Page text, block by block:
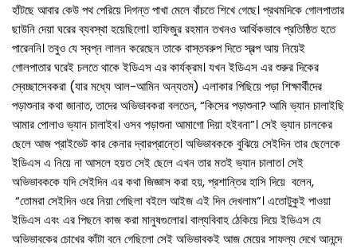
হাঁটছে আবার কেউ পথ পেরিয়ে দিগন্ত পাখা মেলে বাঁচতে শিখে গেছে। প্রথমদিকে গোলপাতার
ছাউনি দেয়া ঘরের ব্যবস্থা হয়েছিলো। হাফিজুর রহমান তখনও আর্থিকভাবে প্রতিষ্ঠিত হতে
পারেননি। তবুও যে স্বপ্ন লালন করেছেন তাকে বাস্তবরুপ দিতে স্বল্প আয় নিয়েই
গোলপাতার ঘরেই চলতে থাকে ইডিএস এর কার্যক্রম। যখন ইডিএস এর শুরুর দিকের
স্বেচ্ছাসেবকরা (যার মধ্যে আল-আমিন অন্যতম) এলাকার পিছিয়ে পড়া শিক্ষার্থীদের
পড়াশুনার কথা জানাত, তাদের অভিভাবকরা বলতেন, “কিসের পড়াশুনা? আমি ভ্যান চালাইছি
আমার পোলাও ভ্যান চালাইব। ওসব পড়াশুনা আমাগো দিয়া হইবনা”। সেই ভ্যান চালকের
ছেলে আজ প্রাইভেট কার কেনার দ্বারপ্রান্তে। অভিভাবককে বুঝিয়ে সেইদিন তার ছেলেকে
ইডিএস এ নিয়ে না আসলে হয়ত সেই ছেলে এখন তার মতই ভ্যান চালাত। সেই
অভিভাবককে যদি সেইদিন এর কথা জিজ্ঞাস করা হয়, প্রশান্তির হাসি দিয়ে বলেন,
“তোমরা সেইদিন ওরে নিয়া গেছিলা বইলে আইজ এই দিন দেখলাম”। এতোটুকুই পাওয়া
ইডিএস এবং এর পিছনে কাজ করা মানুষগুলোর। বাল্যবিবাহ ঠেকিয়ে দিয়ে ইডিএস যে
অভিভাবকের চোখের কাঁটা বনে গেছিলো সেই অভিভাবকই আজ মেয়ের সাফল্য দেখে আনন্দে